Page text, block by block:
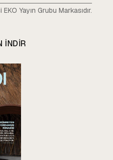
Yayın Grubu Markasıdır.
INDIR